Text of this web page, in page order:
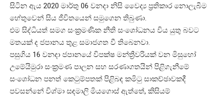
සිටින ඇය 2020 මාර්තු 06 වනදා නිසි වෛද්‍ය ප්‍රතිකාර නොලැබීම
හේතුවෙන් සිය ජීවිතයෙන් සමුගෙන තිබුණා.
එම සිද්ධියත් සමග සංක්‍රමණික නීති සංශෝධනය විය යුතු බවට
මතයක් ද ජපානය තුළ සමාජගත වී තිබෙනවා.
පසුගිය 16 වනදා ජපානයේ විපක්ෂ මන්ත්‍රීවරියක් වන මිසුහෝ
උමේයිමුරා සංක්‍රමණ පාලන සහ සරණාගතයින් පිළිගැනීමේ
සංශෝධන පනත් කෙටුම්පතක් පිළිබඳ කමිටු සාකච්ඡාවකදී
පවසන්නේ විශ්මා සඳමාලි මියගොස් ඇත්තේ, කිසියම්